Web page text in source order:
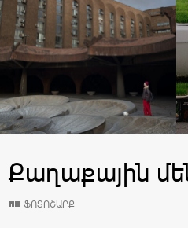
Քաղաքային
ՖՈՏՈՇԱՐՔ